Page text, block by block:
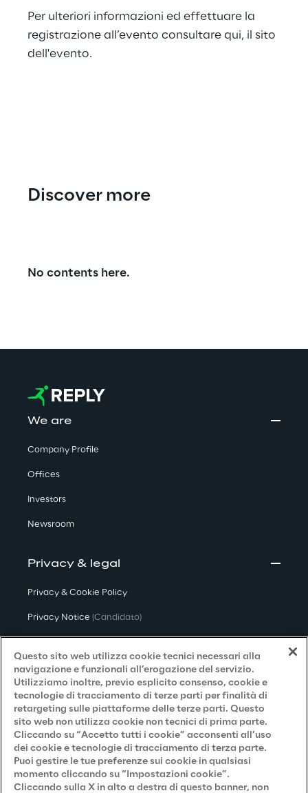
Per ulteriori informazioni ed effettuare la
registrazione all’evento consultare qui, il sito
dell'evento.
Discover more
No contents here.
We are
Company Profile
Offices
Investors
Newsroom
Privacy & legal
Privacy & Cookie Policy
Privacy Notice (Candidato)
Privacy Notice(Fornitore)
Privacy Notice (Marketing)
Accessibilità
Careers
Questo sito web utilizza cookie tecnici necessari alla
navigazione e funzionali all’erogazione del servizio.
Utilizziamo inoltre, previo esplicito consenso, cookie e
tecnologie di tracciamento di terze parti per finalità di
retargeting sulle piattaforme delle terze parti. Questo
sito web non utilizza cookie non tecnici di prima parte.
Cliccando su “Accetto tutti i cookie” acconsenti all’uso
dei cookie e tecnologie di tracciamento di terza parte.
Puoi gestire le tue preferenze sui cookie in qualsiasi
momento cliccando su “Impostazioni cookie”.
Cliccando sulla X in alto a destra di questo banner, non